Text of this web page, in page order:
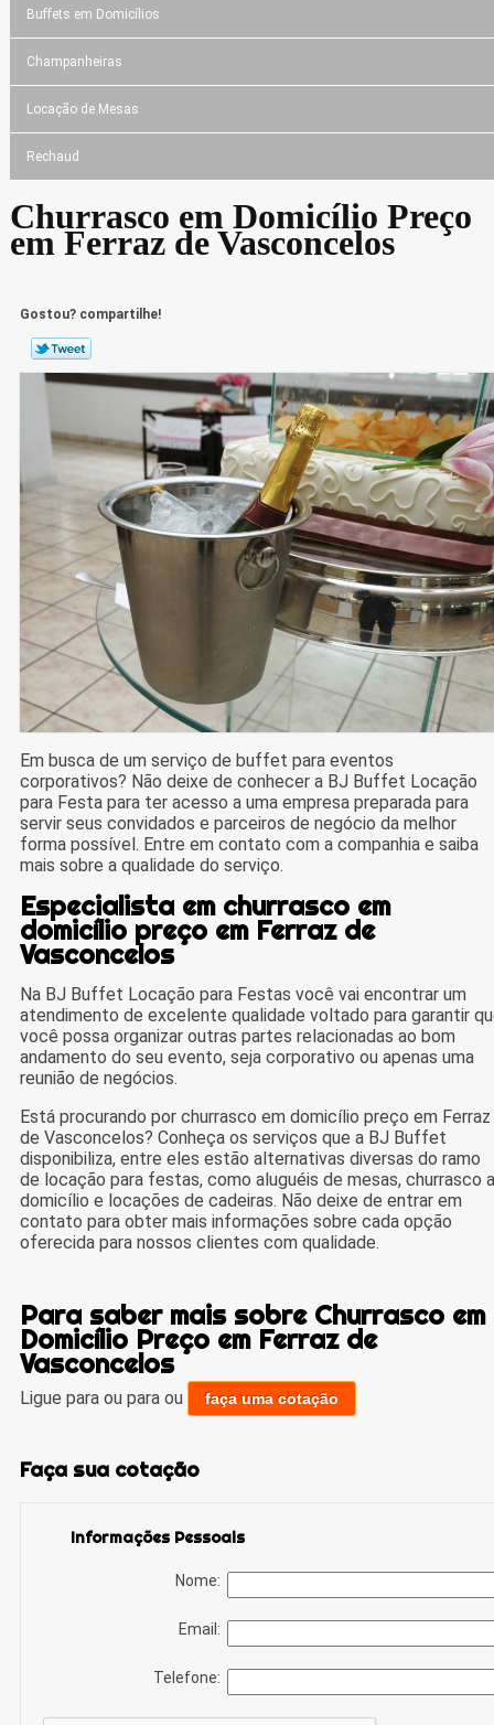
Buffets em Domicílios
Champanheiras
Locação de Mesas
Rechaud
Churrasco em Domicílio Preço
em Ferraz de Vasconcelos
Gostou? compartilhe!
Em busca de um serviço de buffet para eventos
corporativos? Não deixe de conhecer a BJ Buffet Locação
para Festa para ter acesso a uma empresa preparada para
servir seus convidados e parceiros de negócio da melhor
forma possível. Entre em contato com a companhia e saiba
mais sobre a qualidade do serviço.
Especialista em churrasco em
domicílio preço em Ferraz de
Vasconcelos
Na BJ Buffet Locação para Festas você vai encontrar um
atendimento de excelente qualidade voltado para garantir
você possa organizar outras partes relacionadas ao bom
andamento do seu evento, seja corporativo ou apenas uma
reunião de negócios.
Está procurando por churrasco em domicílio preço em Ferraz
de Vasconcelos? Conheça os serviços que a BJ Buffet
disponibiliza, entre eles estão alternativas diversas do ramo
de locação para festas, como aluguéis de mesas, churrasco a
domicílio e locações de cadeiras. Não deixe de entrar em
contato para obter mais informações sobre cada opção
oferecida para nossos clientes com qualidade.
Para saber mais sobre Churrasco em
Domicílio Preço em Ferraz de
Vasconcelos
Ligue para ou para ou faça uma cotação
Faça sua cotação
Informações Pessoais
Nome:
Email:
Telefone: